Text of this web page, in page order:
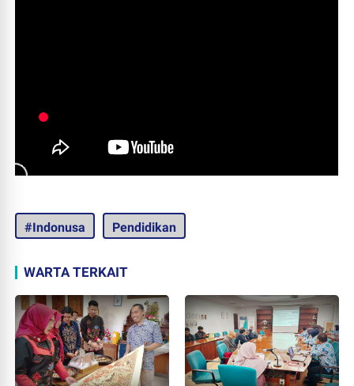
#Indonusa Pendidikan
WARTA TERKAIT